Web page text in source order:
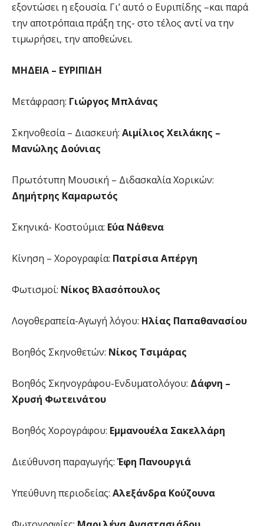
εξοντώσει η εξουσία. Γι’ αυτό ο Ευριπίδης –και παρά
την αποτρόπαια πράξη της- στο τέλος αντί να την
τιμωρήσει, την αποθεώνει.
ΜΗΔΕΙΑ – ΕΥΡΙΠΙΔΗ
Μετάφραση: Γιώργος Μπλάνας
Σκηνοθεσία – Διασκευή: Αιμίλιος Χειλάκης –
Μανώλης Δούνιας
Πρωτότυπη Μουσική – Διδασκαλία Χορικών:
Δημήτρης Καμαρωτός
Σκηνικά- Κοστούμια: Εύα Νάθενα
Κίνηση – Χορογραφία: Πατρίσια Απέργη
Φωτισμοί: Νίκος Βλασόπουλος
Λογοθεραπεία-Αγωγή λόγου: Ηλίας Παπαθανασίου
Βοηθός Σκηνοθετών: Νίκος Τσιμάρας
Βοηθός Σκηνογράφου-Ενδυματολόγου: Δάφνη –
Χρυσή Φωτεινάτου
Βοηθός Χορογράφου: Εμμανουέλα Σακελλάρη
Διεύθυνση παραγωγής:Έφη Πανουργιά
Υπεύθυνη περιοδείας: Αλεξάνδρα Κούζουνα